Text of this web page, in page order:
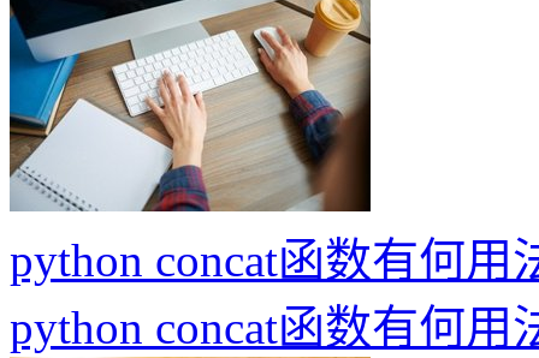
python concat函数有何用
python concat函数有何用